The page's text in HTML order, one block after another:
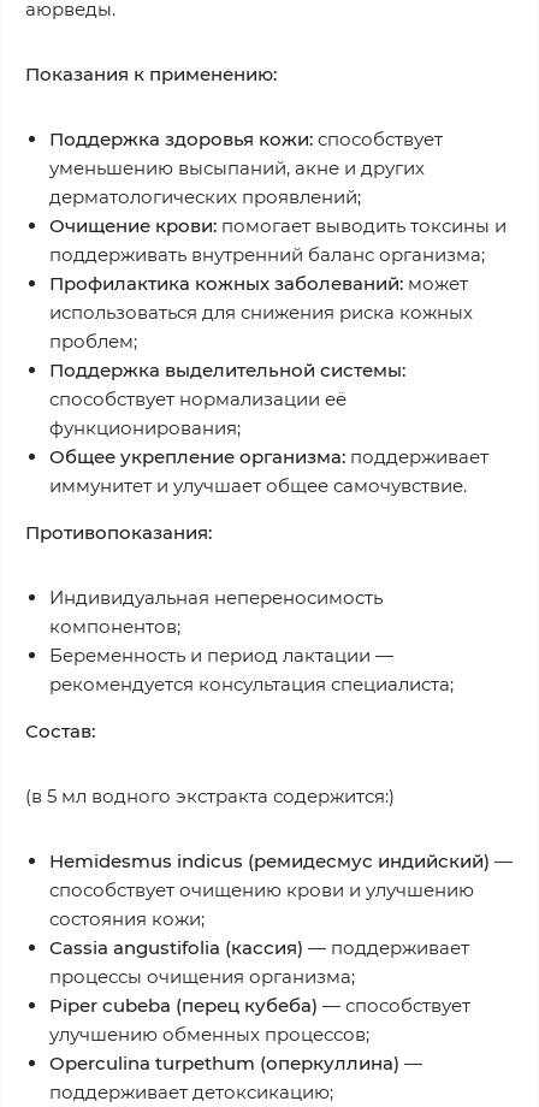
аюрведы.
Показания к применению:
Поддержка здоровья кожи: способствует
уменьшению высыпаний, акне и других
дерматологических проявлений;
Очищение крови: помогает выводить токсины и
поддерживать внутренний баланс организма;
Профилактика кожных заболеваний: может
использоваться для снижения риска кожных
проблем;
Поддержка выделительной системы:
способствует нормализации её
функционирования;
Общее укрепление организма: поддерживает
иммунитет и улучшает общее самочувствие.
Противопоказания:
Индивидуальная непереносимость
компонентов;
Беременность и период лактации —
рекомендуется консультация специалиста;
Состав:
(в 5 мл водного экстракта содержится:)
Hemidesmus indicus (ремидесмус индийский) —
способствует очищению крови и улучшению
состояния кожи;
Cassia angustifolia (кассия) — поддерживает
процессы очищения организма;
Piper cubeba (перец кубеба) — способствует
улучшению обменных процессов;
Operculina turpethum (оперкуллина) —
поддерживает детоксикацию;